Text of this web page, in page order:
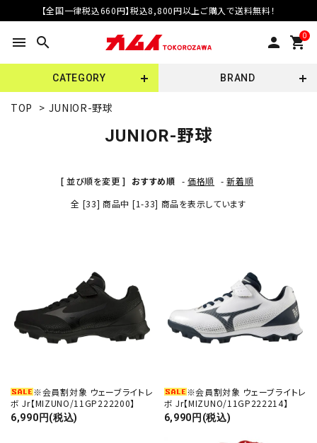
【全国一律税込660円】税込8,800円以上ご購入で送料無料！
menu search person 0
shopping_cart
CATEGORY BRAND
TOP > JUNIOR-野球
JUNIOR-野球
[ 並び順を変更 ] おすすめ順 - 価格順 -新着順
全 [33] 商品中 [1-33] 商品を表示しています
※会員割対象 ウェーブライトレ
ボ Jr【MIZUNO/11GP222200】
6,990円(税込)
※会員割対象 ウェーブライトレ
ボ Jr【MIZUNO/11GP222214】
6,990円(税込)